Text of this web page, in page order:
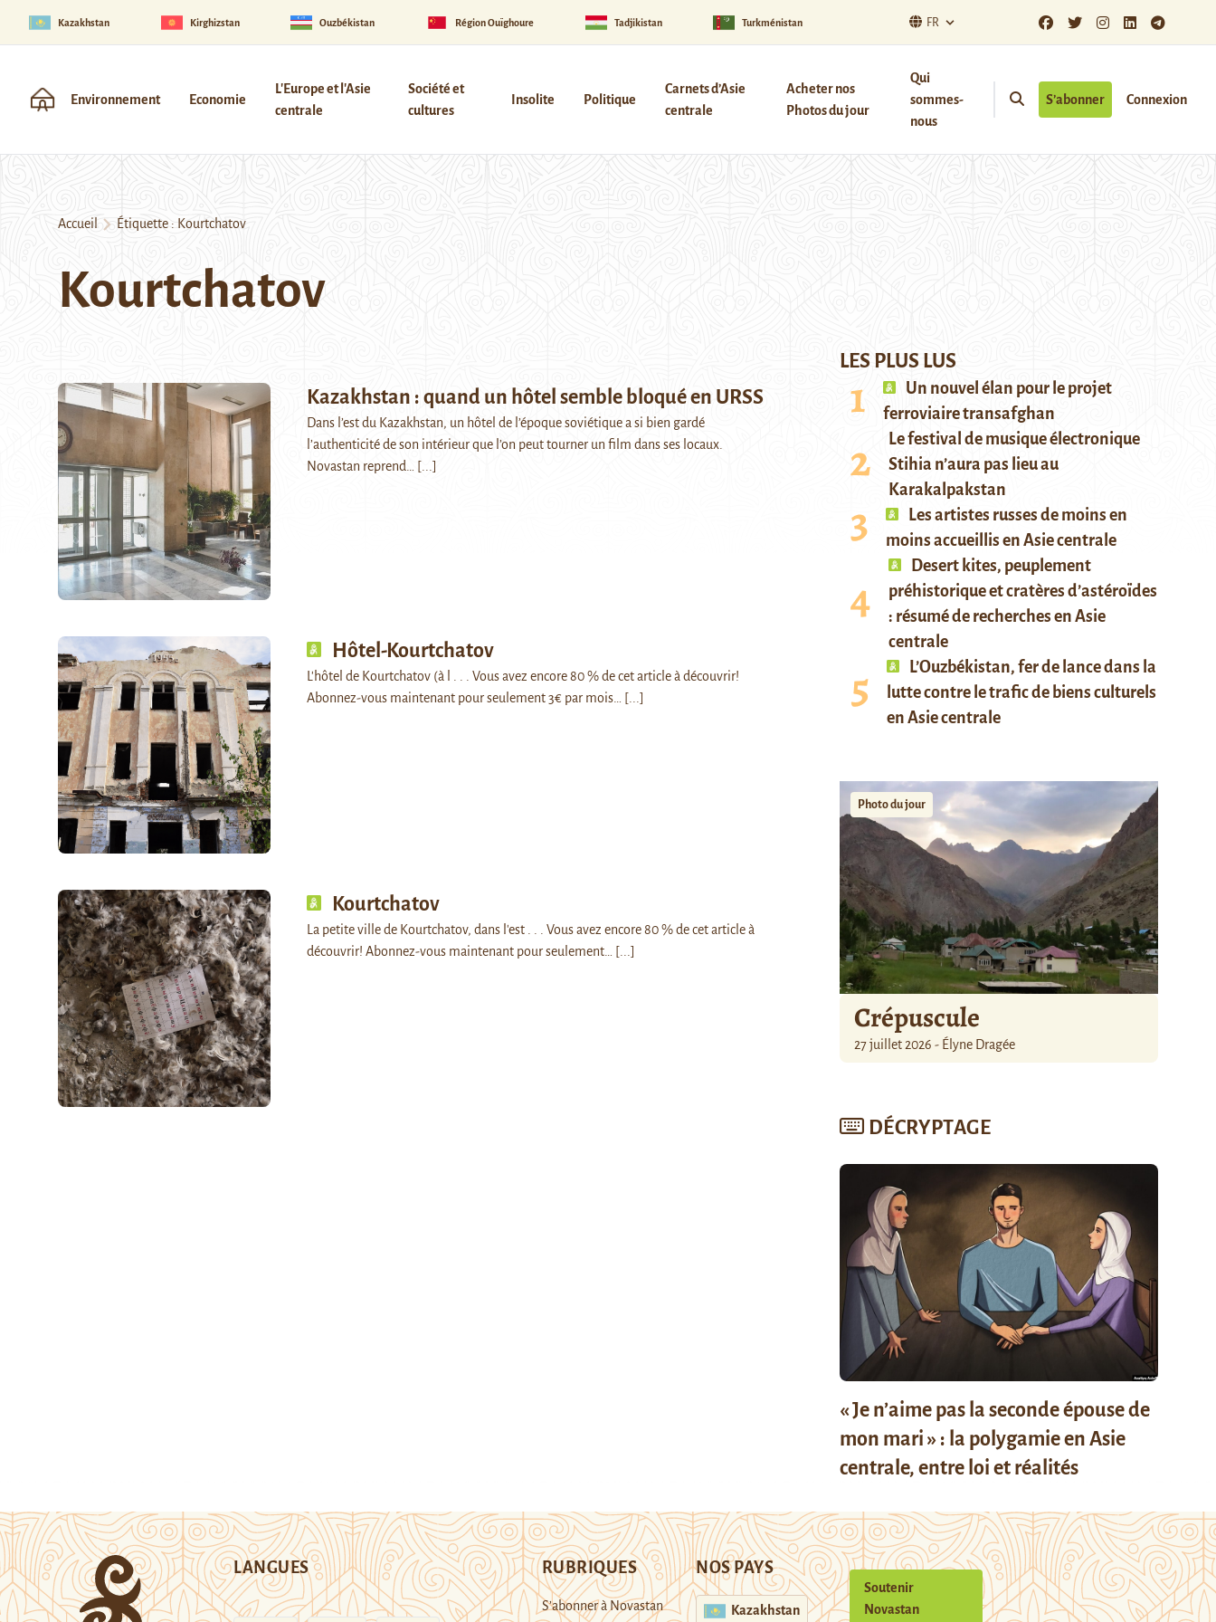
Kazakhstan Kirghizstan Ouzbékistan Région Ouïghoure Tadjikistan Turkménistan FR
Environnement Economie
L'Europe et l'Asie
centrale
Société et
cultures
Insolite Politique
Carnets d’Asie
centrale
Acheter nos
Photos du jour
Qui
sommes-
nous
S’abonner Connexion
Accueil Étiquette : Kourtchatov
Kourtchatov
Kazakhstan : quand un hôtel semble bloqué en URSS
Dans l’est du Kazakhstan, un hôtel de l’époque soviétique a si bien gardé
l’authenticité de son intérieur que l’on peut tourner un film dans ses locaux.
Novastan reprend…
[...]
Hôtel-Kourtchatov
L'hôtel de Kourtchatov (à l . . . Vous avez encore 80 % de cet article à découvrir!
Abonnez-vous maintenant pour seulement 3€ par mois…
[...]
Kourtchatov
La petite ville de Kourtchatov, dans l'est . . . Vous avez encore 80 % de cet article à
découvrir! Abonnez-vous maintenant pour seulement…
[...]
LES PLUS LUS
Un nouvel élan pour le projet
ferroviaire transafghan
Le festival de musique électronique
Stihia n’aura pas lieu au
Karakalpakstan
Les artistes russes de moins en
moins accueillis en Asie centrale
Desert kites, peuplement
préhistorique et cratères d’astéroïdes
: résumé de recherches en Asie
centrale
L’Ouzbékistan, fer de lance dans la
lutte contre le trafic de biens culturels
en Asie centrale
Photo du jour
Crépuscule
27 juillet 2026 - Élyne Dragée
DÉCRYPTAGE
« Je n’aime pas la seconde épouse de
mon mari » : la polygamie en Asie
centrale, entre loi et réalités
LANGUES RUBRIQUES
S’abonner à Novastan
NOS PAYS
Kazakhstan
Soutenir
Novastan